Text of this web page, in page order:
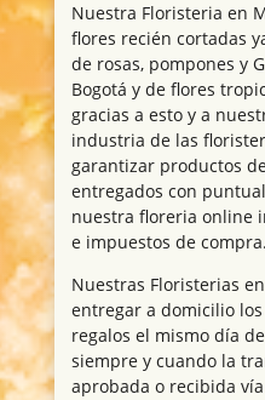
Nuestra Floristeria en
flores recién cortadas
de rosas, pompones y
Bogotá y de flores
gracias a esto y a
industria de las
garantizar productos
entregados con
nuestra floreria online
e impuestos de compra.
Nuestras Floristerias
entregar a domicilio
regalos el mismo día
siempre y cuando la
aprobada o recibida